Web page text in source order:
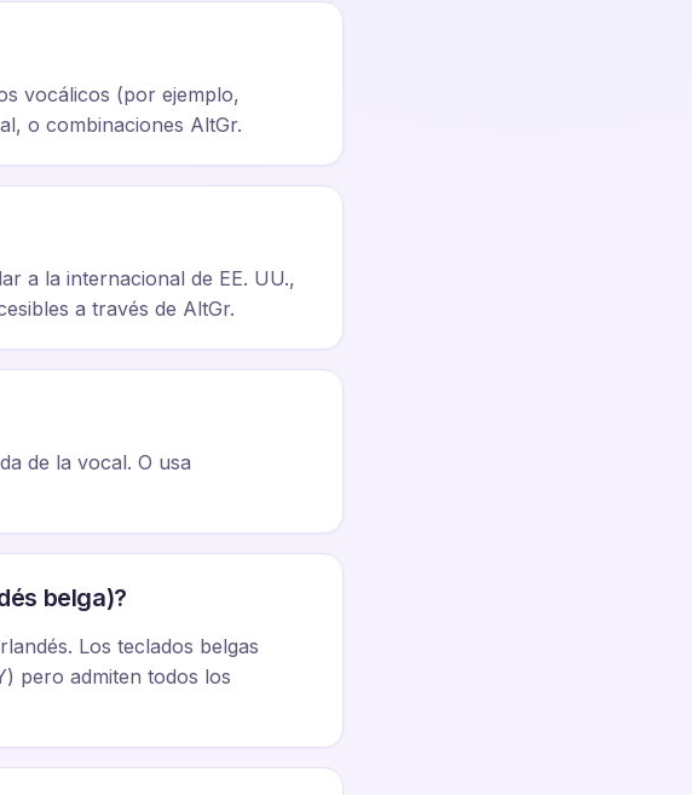
vocálicos (por ejemplo,
o combinaciones AltGr.
a la internacional de EE. UU.,
a través de AltGr.
de la vocal. O usa
belga)?
Los teclados belgas
pero admiten todos los